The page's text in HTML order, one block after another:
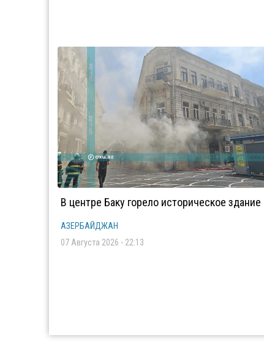
В центре Баку горело историческое здание
АЗЕРБАЙДЖАН
07 Августа 2026 - 22:13